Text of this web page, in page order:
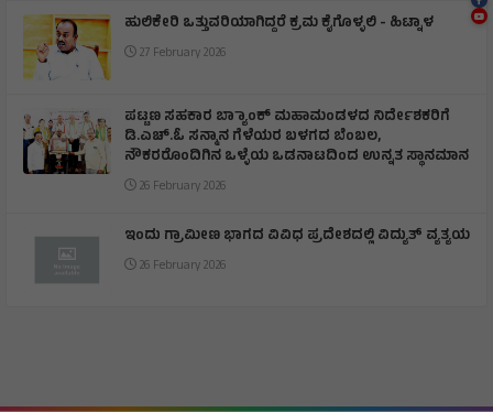
ಹುಲಿಕೇರಿ ಒತ್ತುವರಿಯಾಗಿದ್ದರೆ ಕ್ರಮ ಕೈಗೊಳ್ಳಲಿ - ಹಿಟ್ನಾಳ
27 February 2026
ಪಟ್ಟಣ ಸಹಕಾರ ಬ್ಯಾಾಂಕ್ ಮಹಾಮಂಡಳದ ನಿರ್ದೇಶಕರಿಗೆ
ಡಿ.ಎಚ್.ಓ ಸನ್ಮಾನ ಗೆಳೆಯರ ಬಳಗದ ಬೆಂಬಲ,
ನೌಕರರೊಂದಿಗಿನ ಒಳ್ಳೆಯ ಒಡನಾಟದಿಂದ ಉನ್ನತ ಸ್ಥಾನಮಾನ
26 February 2026
ಇಂದು ಗ್ರಾಮೀಣ ಭಾಗದ ವಿವಿಧ ಪ್ರದೇಶದಲ್ಲಿ ವಿದ್ಯುತ್ ವ್ಯತ್ಯಯ
26 February 2026